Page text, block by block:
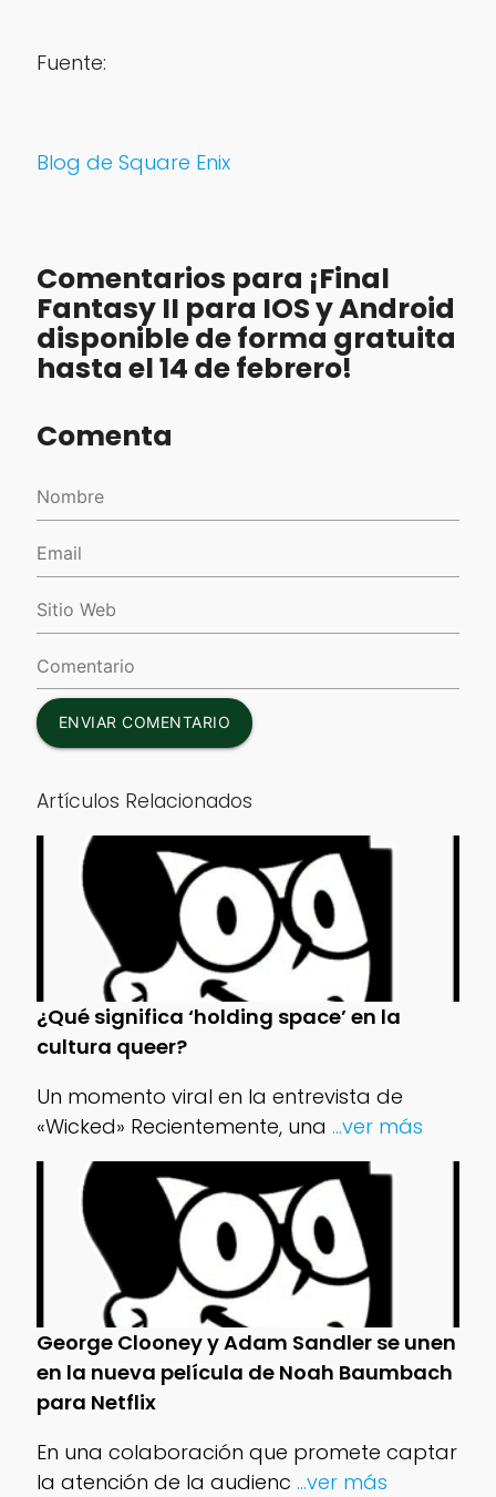
Fuente:
Blog de Square Enix
Comentarios para ¡Final
Fantasy II para IOS y Android
disponible de forma gratuita
hasta el 14 de febrero!
Comenta
ENVIAR COMENTARIO
Artículos Relacionados
¿Qué significa ‘holding space’ en la
cultura queer?
Un momento viral en la entrevista de
«Wicked» Recientemente, una ...ver más
George Clooney y Adam Sandler se unen
en la nueva película de Noah Baumbach
para Netflix
En una colaboración que promete captar
la atención de la audienc ...ver más